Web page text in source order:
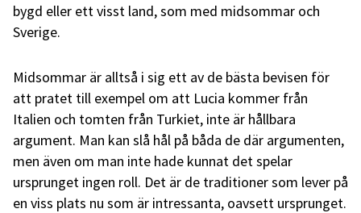
bygd eller ett visst land, som med midsommar och
Sverige.
Midsommar är alltså i sig ett av de bästa bevisen för
att pratet till exempel om att Lucia kommer från
Italien och tomten från Turkiet, inte är hållbara
argument. Man kan slå hål på båda de där argumenten,
men även om man inte hade kunnat det spelar
ursprunget ingen roll. Det är de traditioner som lever på
en viss plats nu som är intressanta, oavsett ursprunget.